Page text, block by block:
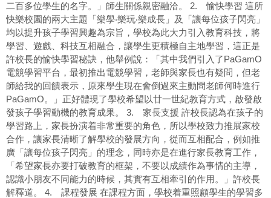
二百多位學生的名字。」師生關係親密融洽。 2. 愉快學習 這所
快樂校園的兩大主題「樂學‧樂玩‧樂成長」及「讓每位孩子閃亮」
均以提升孩子學習興趣為宗旨，學校為此大力引入教育科技，將
學習、遊戲、科技互相融合，讓學生更積極自主地學習，這正是
許校長的愉快學習秘訣，他舉例說：「其中我們引入了PaGamO
電競學習平台，最初推出電競學習，老師與家長也有疑問，但老
師給我的回饋表示，原來學生現在會倒過來主動問老師何時進行
PaGamO。」正好體現了學校希望以廿一世紀教育方式，啟發啟
發孩子學習動機的教育成果。 3. 家長支援 許校長認為在孩子的
學習路上，家長扮演着非常重要的角色，所以學校致力推展家校
合作，讓家長清晰了解學校的發展方向，從而互相配合，例如推
廣「讓每位孩子閃亮」的理念，同時亦是在進行家長教育工作，
「希望家長亦要打破教育的框架，不要以成績作為事情的主導，
認識小朋友不同能力的時候，其實有互相牽引的作用。」許校長
解釋道。 4. 課程發展 在課程方面，學校着重照顧學生的學習多